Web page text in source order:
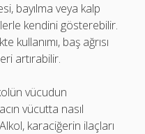
bayılma veya kalp
kendini gösterebilir.
kullanımı, baş ağrısı
artırabilir.
vücudun
vücutta nasıl
karaciğerin ilaçları